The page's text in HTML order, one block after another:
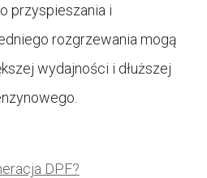
przyspieszania i
rozgrzewania mogą
wydajności i dłuższej
DPF?